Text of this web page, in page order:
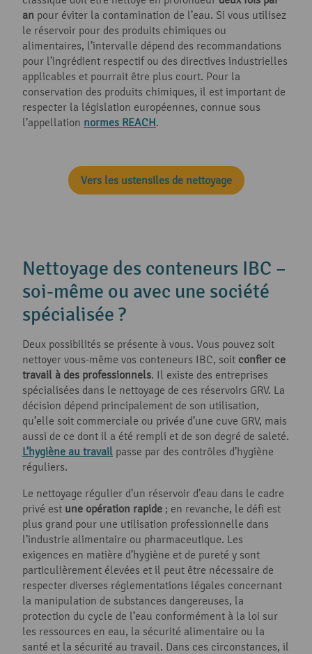
an pour éviter la contamination de l’eau. Si vous utilisez
le réservoir pour des produits chimiques ou
alimentaires, l’intervalle dépend des recommandations
pour l’ingrédient respectif ou des directives industrielles
applicables et pourrait être plus court. Pour la
conservation des produits chimiques, il est important de
respecter la législation européennes, connue sous
l’appellation normes REACH.
Vers les ustensiles de nettoyage
Nettoyage des conteneurs IBC –
soi-même ou avec une société
spécialisée ?
Deux possibilités se présente à vous. Vous pouvez soit
nettoyer vous-même vos conteneurs IBC, soit confier ce
travail à des professionnels. Il existe des entreprises
spécialisées dans le nettoyage de ces réservoirs GRV. La
décision dépend principalement de son utilisation,
qu’elle soit commerciale ou privée d’une cuve GRV, mais
aussi de ce dont il a été rempli et de son degré de saleté.
L’hygiène au travail passe par des contrôles d’hygiène
réguliers.
Le nettoyage régulier d’un réservoir d’eau dans le cadre
privé est une opération rapide ; en revanche, le défi est
plus grand pour une utilisation professionnelle dans
l’industrie alimentaire ou pharmaceutique. Les
exigences en matière d’hygiène et de pureté y sont
particulièrement élevées et il peut être nécessaire de
respecter diverses réglementations légales concernant
la manipulation de substances dangereuses, la
protection du cycle de l’eau conformément à la loi sur
les ressources en eau, la sécurité alimentaire ou la
santé et la sécurité au travail. Dans ces circonstances, il